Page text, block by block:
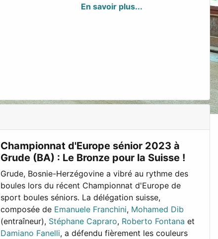
En savoir plus...
Championnat d'Europe sénior 2023 à
Grude (BA) : Le Bronze pour la Suisse !
Grude, Bosnie-Herzégovine a vibré au rythme des
boules lors du récent Championnat d'Europe de
sport boules séniors. La délégation suisse,
composée de Emanuele Franchini, Mohamed Dib
(entraîneur), Stéphane Capraro, Roberto Fontana et
Damiano Fanelli, a défendu fièrement les couleurs